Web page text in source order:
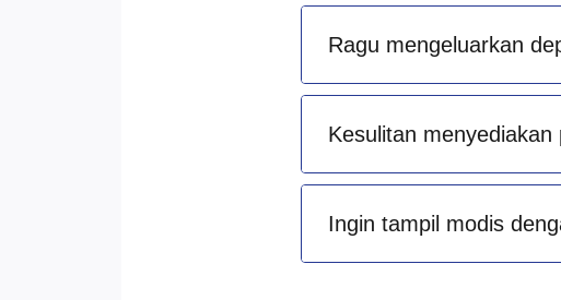
Ragu mengeluarkan
Kesulitan
Ingin tampil modis